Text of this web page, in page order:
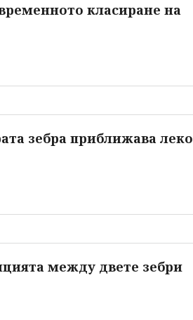
класиране на
зебра приближава леко
между двете зебри